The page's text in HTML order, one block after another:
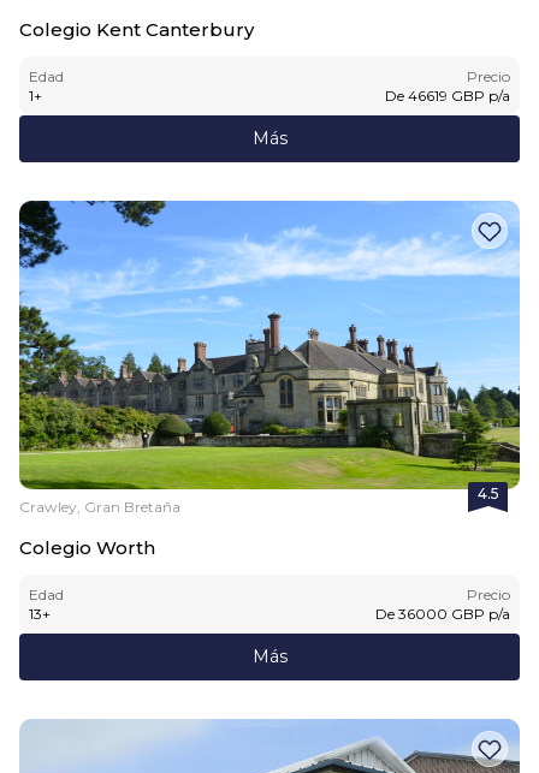
Colegio Kent Canterbury
Edad
1+
Precio
De 46619 GBP p/a
Más
4.5
Crawley, Gran Bretaña
Colegio Worth
Edad
13+
Precio
De 36000 GBP p/a
Más